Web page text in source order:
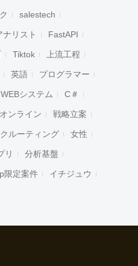
salestech
リスト FastAPI
Tiktok 上流工程
英語 プログラマー
WEBシステム C＃
オンライン 戦略立案
クルーティング 女性
リ 分析基盤
限定案件 イチジュウ